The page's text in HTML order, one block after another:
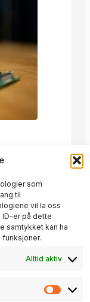
som
til
vil la oss
er på dette
samtykket kan ha
Alltid aktiv
starter
er